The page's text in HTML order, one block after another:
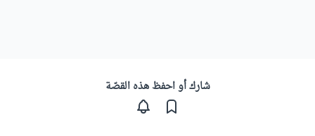
شارك أو احفظ هذه القصّة